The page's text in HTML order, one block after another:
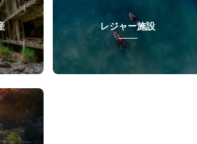
レジャー施設